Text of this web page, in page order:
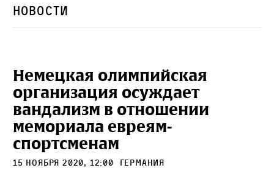
Новости
Немецкая олимпийская
организация осуждает
вандализм в отношении
мемориала евреям-
спортсменам
15 ноября 2020, 12:00 Германия